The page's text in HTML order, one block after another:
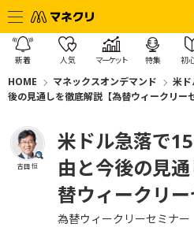
新着 人気 マーケット 特集 初
HOME マネックスオンデマンド
米
後の見通しを徹底解説【為替ウィークリー
吉田 恒
米ドル急落で
由と今後の見
替ウィークリー
為替ウィークリーセミナー